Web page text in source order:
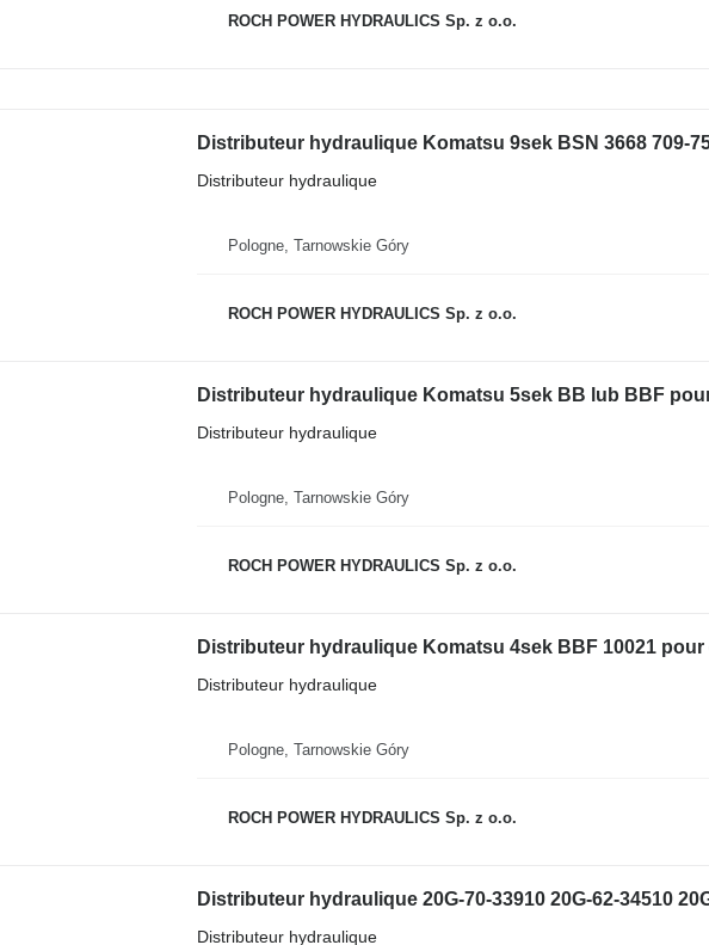
ROCH POWER HYDRAULICS Sp. z o.o.
Distributeur hydraulique Komatsu 9sek BSN 3668 709-
Distributeur hydraulique
Pologne, Tarnowskie Góry
ROCH POWER HYDRAULICS Sp. z o.o.
Distributeur hydraulique Komatsu 5sek BB lub BBF
Distributeur hydraulique
Pologne, Tarnowskie Góry
ROCH POWER HYDRAULICS Sp. z o.o.
Distributeur hydraulique Komatsu 4sek BBF 10021
Distributeur hydraulique
Pologne, Tarnowskie Góry
ROCH POWER HYDRAULICS Sp. z o.o.
Distributeur hydraulique